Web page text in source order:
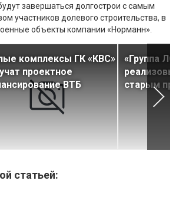
завершаться долгострои с самым
участников долевого строительства, в
объекты компании «Норманн».
комплексы ГК «КВС»
проектное
ВТБ
«Группа
старым
статьей: